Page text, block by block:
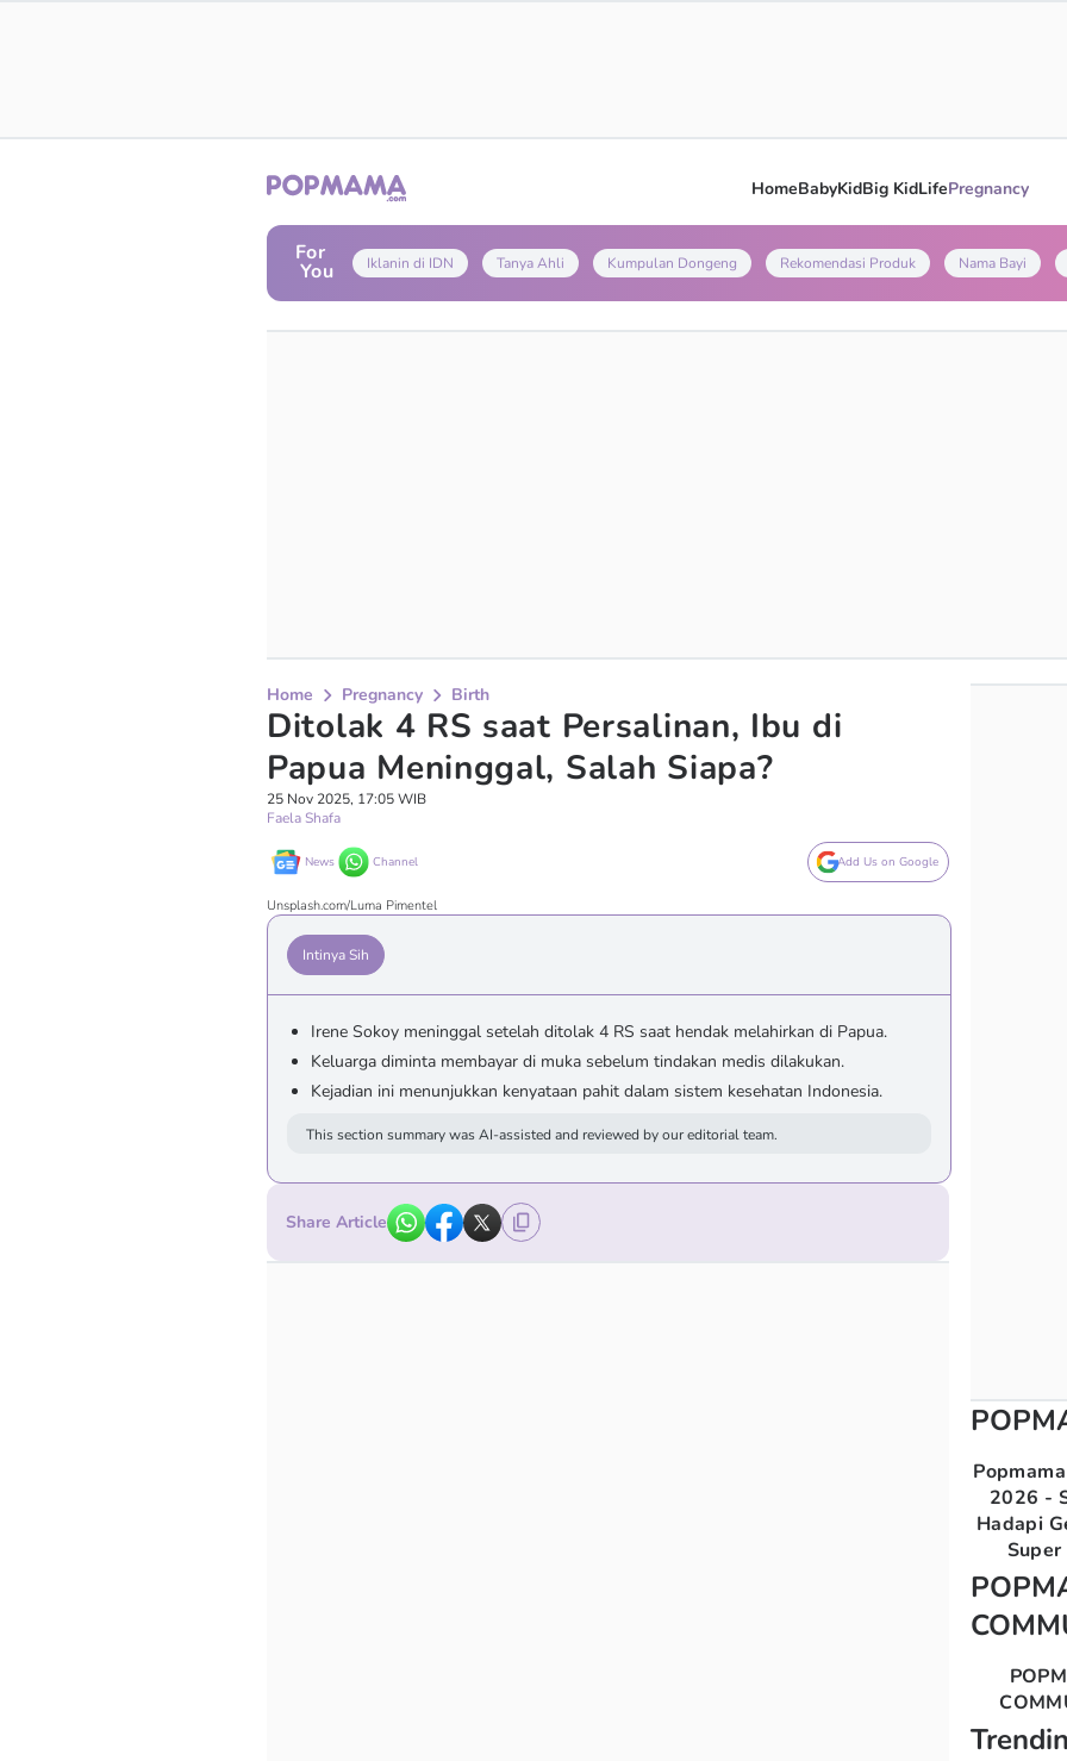
HomeBabyKidBig KidLifePregnancy
For
You Iklanin di IDN Tanya Ahli Kumpulan Dongeng Rekomendasi Produk Nama Bayi
Home Pregnancy Birth
Ditolak 4 RS saat Persalinan, Ibu di
Papua Meninggal, Salah Siapa?
25 Nov 2025, 17:05 WIB
Faela Shafa
News Channel Add Us on Google
Unsplash.com/Luma Pimentel
Intinya Sih
Irene Sokoy meninggal setelah ditolak 4 RS saat hendak melahirkan di Papua.
Keluarga diminta membayar di muka sebelum tindakan medis dilakukan.
Kejadian ini menunjukkan kenyataan pahit dalam sistem kesehatan Indonesia.
This section summary was AI-assisted and reviewed by our editorial team.
Share Article
2026 -
Hadapi